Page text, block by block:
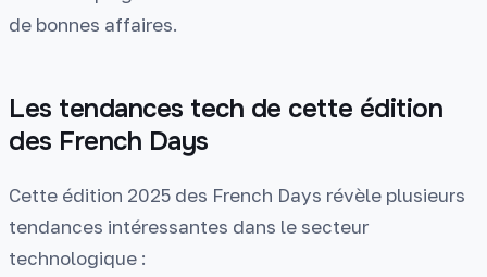
de bonnes affaires.
Les tendances tech de cette édition
des French Days
Cette édition 2025 des French Days révèle plusieurs
tendances intéressantes dans le secteur
technologique :